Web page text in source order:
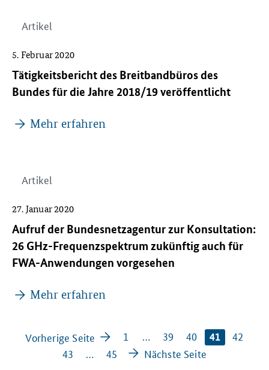
Artikel
Tätigkeitsbericht des Breitbandbüros des
Bundes für die Jahre 2018/19 veröffentlicht
5. Februar 2020
Mehr erfahren
Artikel
Aufruf der Bundesnetzagentur zur Konsultation:
26 GHz-Frequenzspektrum zukünftig auch für
FWA-Anwendungen vorgesehen
27. Januar 2020
Mehr erfahren
Vorherige Seite 1 … 39 40 41
42
43
… 45 Nächste Seite